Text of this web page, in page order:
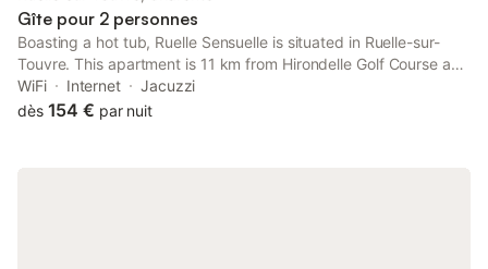
Gîte pour 2 personnes
Boasting a hot tub, Ruelle Sensuelle is situated in Ruelle-sur-
Touvre. This apartment is 11 km from Hirondelle Golf Course and
43 km from Cognac Golf Course. The apartment has parking
on-site, a hot tub and a housekeeping service.
WiFi Internet
Jacuzzi
dès 154 € par nuit